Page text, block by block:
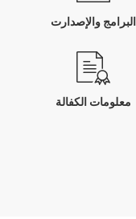
البرامج والإصدارت
معلومات الكفالة